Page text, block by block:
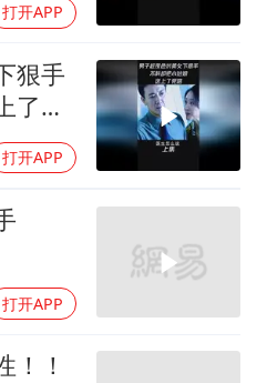
打开APP
狠手
了死
打开APP
打开APP
！！